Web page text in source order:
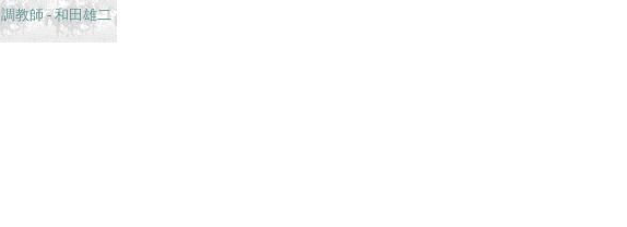
調教師 - 和田雄二